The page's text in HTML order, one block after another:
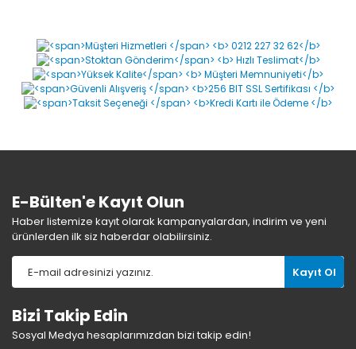
E-Bülten'e Kayıt Olun
Haber listemize kayıt olarak kampanyalardan, indirim ve yeni
ürünlerden ilk siz haberdar olabilirsiniz.
Kayıt Ol
Bizi Takip Edin
Sosyal Medya hesaplarımızdan bizi takip edin!